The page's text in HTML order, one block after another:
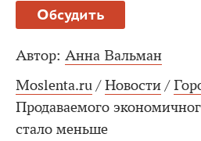
Обсудить
Автор: Анна Вальман
Moslenta.ru / Новости /
Продаваемого
стало меньше